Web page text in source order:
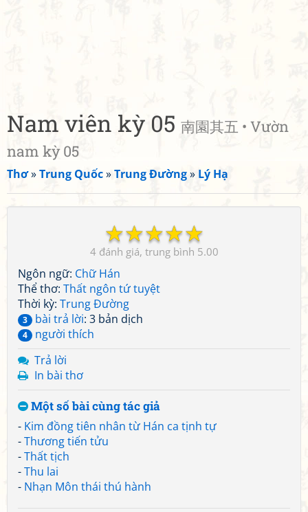
Nam viên kỳ 05 南園其五 • Vườn
nam kỳ 05
Thơ»Trung Quốc»Trung Đường» Lý Hạ
☆
☆
☆
☆
☆
4 5.00
Ngôn ngữ: Chữ Hán
Thể thơ: Thất ngôn tứ tuyệt
Thời kỳ: Trung Đường
3 bài trả lời: 3 bản dịch
4
người thích
Trả lời
In bài thơ
Một số bài cùng tác giả
- Kim đồng tiên nhân từ Hán ca tịnh tự
-Thương tiến tửu
-Thất tịch
-Thu lai
- Nhạn Môn thái thú hành